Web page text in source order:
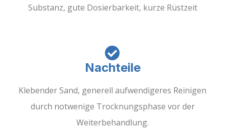
Substanz, gute Dosierbarkeit, kurze Rüstzeit
Nachteile
Klebender Sand, generell aufwendigeres Reinigen
durch notwenige Trocknungsphase vor der
Weiterbehandlung.